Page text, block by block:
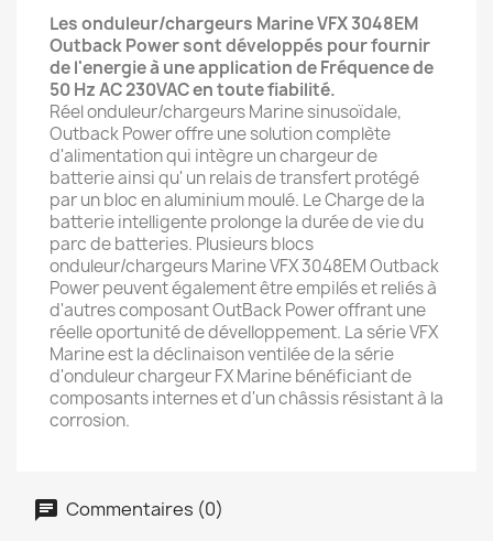
Les onduleur/chargeurs Marine VFX 3048EM
Outback Power sont développés pour fournir
de l'energie à une application de Fréquence de
50 Hz AC 230VAC en toute fiabilité.
Réel onduleur/chargeurs Marine sinusoïdale,
Outback Power offre une solution complète
d'alimentation qui intègre un chargeur de
batterie ainsi qu' un relais de transfert protégé
par un bloc en aluminium moulé. Le Charge de la
batterie intelligente prolonge la durée de vie du
parc de batteries. Plusieurs blocs
onduleur/chargeurs Marine VFX 3048EM Outback
Power peuvent également être empilés et reliés à
d'autres composant OutBack Power offrant une
réelle oportunité de dévelloppement. La série VFX
Marine est la déclinaison ventilée de la série
d'onduleur chargeur FX Marine bénéficiant de
composants internes et d'un châssis résistant à la
corrosion.
Commentaires (0)